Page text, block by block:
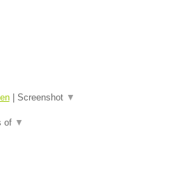
| Screenshot ▼
of ▼